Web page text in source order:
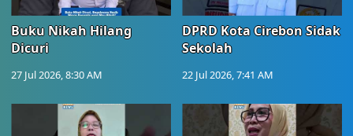
Buku Nikah Hilang
Dicuri
27 Jul 2026, 8:30 AM
DPRD Kota Cirebon Sidak
Sekolah
22 Jul 2026, 7:41 AM